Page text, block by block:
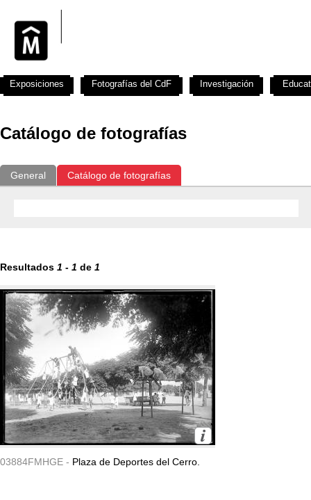
Catálogo de fotografías
General Catálogo de fotografías
Resultados 1 - 1 de 1
03884FMHGE - Plaza de Deportes del Cerro.
Exposiciones Fotografías del CdF Investigación